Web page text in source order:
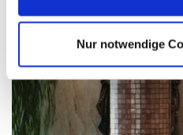
welche bis auf einige
Ihr Gerät durch aktives
Merkmalen
Erfahren Sie mehr darüber,
verarbeitet werden, und
Abschnitt Einzelheitenfest.
Nur notwendige